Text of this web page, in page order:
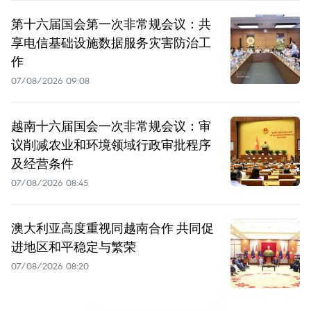
第十六届国会第一次非常规会议：共
享电信基础设施数据服务灾害防治工
作
07/08/2026 09:08
越南十六届国会一次非常规会议：审
议削减农业和环境领域行政审批程序
及经营条件
07/08/2026 08:45
澳大利亚高度重视同越南合作 共同促
进地区和平稳定与繁荣
07/08/2026 08:20